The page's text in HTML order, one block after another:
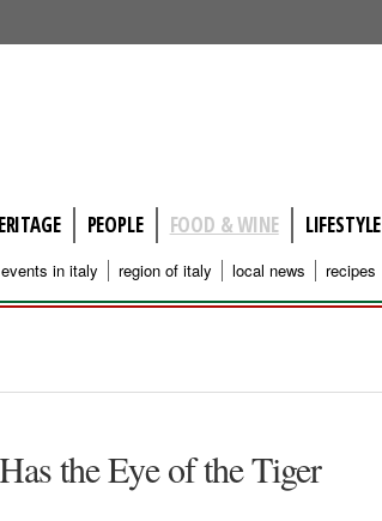
PEOPLE FOOD & WINE LIFESTYLE
events in italy region of italy local news recipes
the Eye of the Tiger